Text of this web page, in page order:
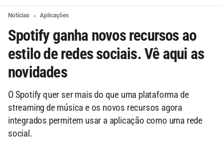
Notícias Aplicações
Spotify ganha novos recursos ao
estilo de redes sociais. Vê aqui as
novidades
O Spotify quer ser mais do que uma plataforma de
streaming de música e os novos recursos agora
integrados permitem usar a aplicação como uma rede
social.